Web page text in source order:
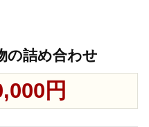
詰め合わせ
円